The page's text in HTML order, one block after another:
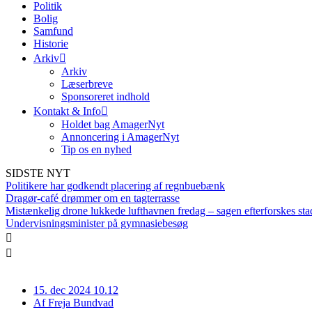
Politik
Bolig
Samfund
Historie
Arkiv
Arkiv
Læserbreve
Sponsoreret indhold
Kontakt & Info
Holdet bag AmagerNyt
Annoncering i AmagerNyt
Tip os en nyhed
SIDSTE NYT
Politikere har godkendt placering af regnbuebænk
Dragør-café drømmer om en tagterrasse
Mistænkelig drone lukkede lufthavnen fredag – sagen efterforskes
Undervisningsminister på gymnasiebesøg
15. dec 2024 10.12
AfFreja Bundvad